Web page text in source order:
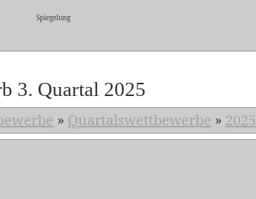
Spiegelung
3. Quartal 2025
» Quartalswettbewerbe » 2025